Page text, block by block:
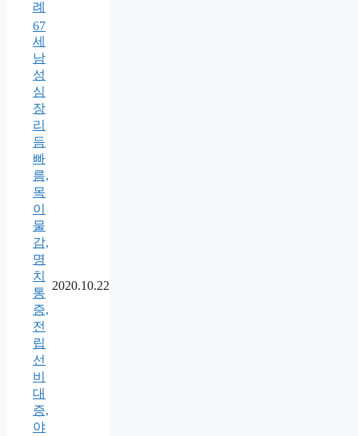
례
67
세
남
성
심
장
리
듬
빠
름,
목
이
물
감,
명
치
통
증,
전
립
선
비
대
증,
야
2020.10.22